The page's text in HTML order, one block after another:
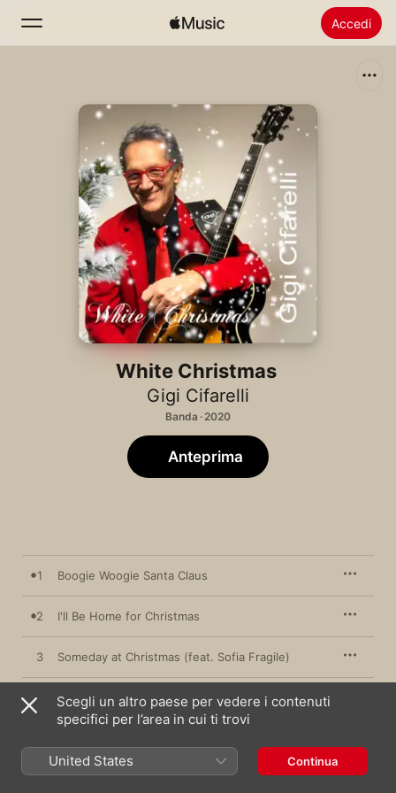
Accedi
Novità
Radio
Installare Apple Music
White Christmas
Gigi Cifarelli
Banda · 2020
Anteprima
1 Boogie Woogie Santa Claus
2 I'll Be Home for Christmas
3 Someday at Christmas (feat. Sofia Fragile)
4 Let It Snow
6
Joyful Joyful (feat. Ilaria Pregnolato & Coro
Scegli un altro paese per vedere i contenuti
specifici per l’area in cui ti trovi
United States Continua